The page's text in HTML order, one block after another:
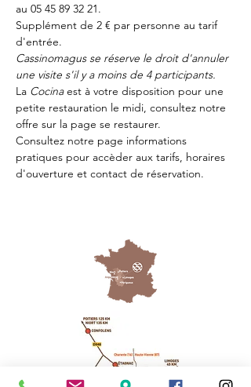
au 05 45 89 32 21.
Supplément de 2 € par personne au tarif
d'entrée.
Cassinomagus se réserve le droit d'annuler
une visite s'il y a moins de 4 participants.
La Cocina est à votre disposition pour une
petite restauration le midi, consultez notre
offre sur la page se restaurer.
Consultez notre page informations
pratiques pour accèder aux tarifs, horaires
d'ouverture et contact de réservation.